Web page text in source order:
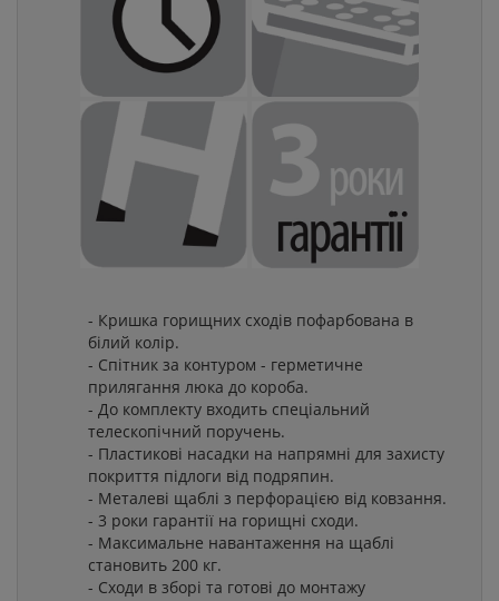
- Кришка горищних сходів пофарбована в
білий колір.
- Спітник за контуром - герметичне
прилягання люка до короба.
- До комплекту входить спеціальний
телескопічний поручень.
- Пластикові насадки на напрямні для захисту
покриття підлоги від подряпин.
- Металеві щаблі з перфорацією від ковзання.
- 3 роки гарантії на горищні сходи.
- Максимальне навантаження на щаблі
становить 200 кг.
- Сходи в зборі та готові до монтажу